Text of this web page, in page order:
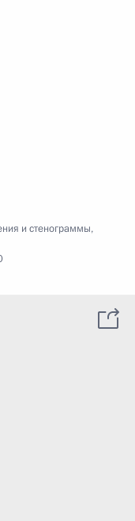
и стенограммы,